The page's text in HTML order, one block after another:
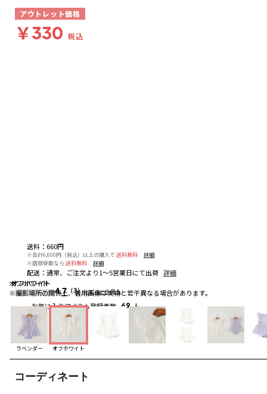
オフホワイト
※撮影場所の関係上、着用画像は実物と若干異なる場合があります。
オフホワイト
オフホワイト
ラベンダー オフホワイト
コーディネート
送料 ： 660円
※合計6,600円（税込）以上の購入で 送料無料
詳細
※店頭受取なら 送料無料 詳細
配送 ： 通常、ご注文より1～5営業日にて出荷 詳細
4.7（3）レビューを見る
お気に入りアイテム登録者数 69 人
アウトレット価格
￥330 税込